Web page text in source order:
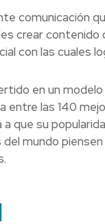
comunicación
crear contenido
con las cuales
en un
entre las 140
que su
mundo